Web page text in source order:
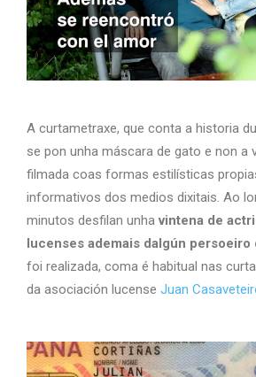
A curtametraxe, que conta a historia
se pon unha máscara de gato e non a
filmada coas formas estilísticas
informativos dos medios dixitais. Ao
minutos desfilan unhavintena de
lucenses ademais dalgún persoeiro
foi realizada, coma é habitual nas
da asociación lucense Juan